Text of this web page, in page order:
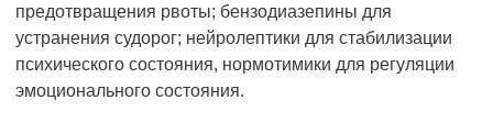
предотвращения рвоты; бензодиазепины для
устранения судорог; нейролептики для стабилизации
психического состояния, нормотимики для регуляции
эмоционального состояния.